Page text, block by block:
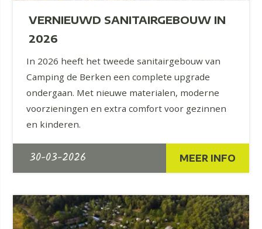
VERNIEUWD SANITAIRGEBOUW IN
2026
In 2026 heeft het tweede sanitairgebouw van
Camping de Berken een complete upgrade
ondergaan. Met nieuwe materialen, moderne
voorzieningen en extra comfort voor gezinnen
en kinderen.
30-03-2026 MEER INFO